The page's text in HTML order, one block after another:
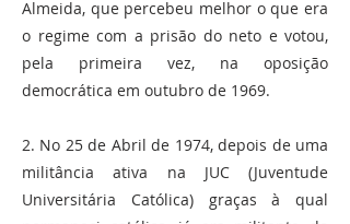
Almeida, que percebeu melhor o que era
o regime com a prisão do neto e votou,
pela primeira vez, na oposição
democrática em outubro de 1969.
2. No 25 de Abril de 1974, depois de uma
militância ativa na JUC (Juventude
Universitária Católica) graças à qual